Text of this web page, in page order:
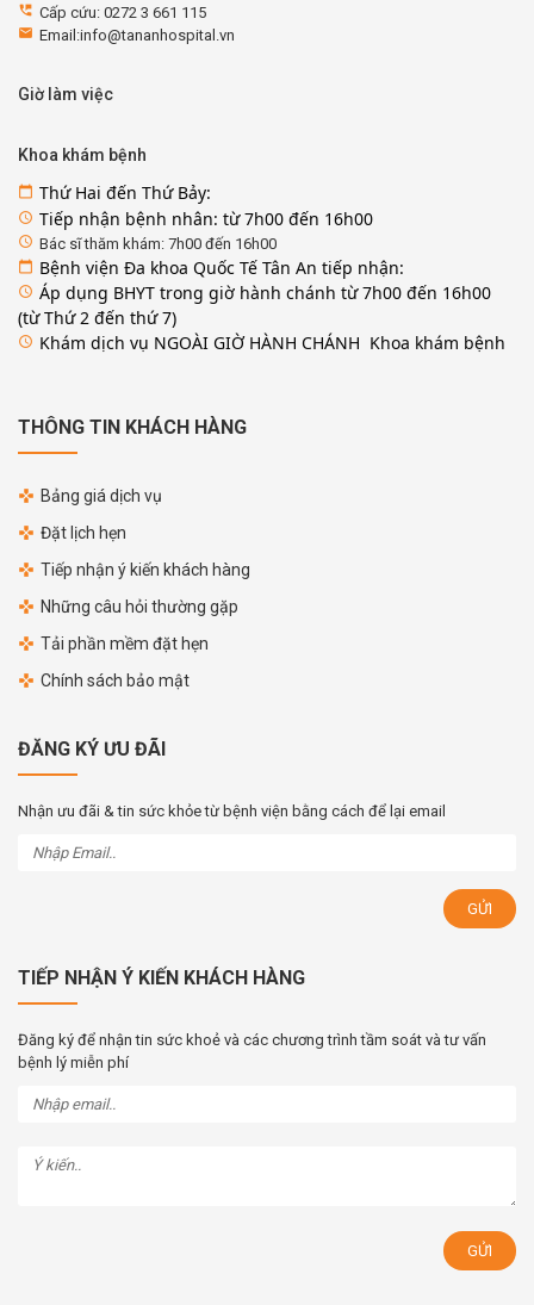
perm_phone_msg Cấp cứu: 0272 3 661 115
email Email:info@tananhospital.vn
Giờ làm việc
Khoa khám bệnh
calendar_today Thứ Hai đến Thứ Bảy:
access_time Tiếp nhận bệnh nhân: từ 7h00 đến 16h00
access_time Bác sĩ thăm khám: 7h00 đến 16h00
calendar_today Bệnh viện Đa khoa Quốc Tế Tân An tiếp nhận:
access_time Áp dụng BHYT trong giờ hành chánh từ 7h00 đến 16h00
(từ Thứ 2 đến thứ 7)
access_time Khám dịch vụ NGOÀI GIỜ HÀNH CHÁNH Khoa khám bệnh
THÔNG TIN KHÁCH HÀNG
Bảng giá dịch vụ
Đặt lịch hẹn
Tiếp nhận ý kiến khách hàng
Những câu hỏi thường gặp
Tải phần mềm đặt hẹn
Chính sách bảo mật
ĐĂNG KÝ ƯU ĐÃI
Nhận ưu đãi & tin sức khỏe từ bệnh viện bằng cách để lại email
TIẾP NHẬN Ý KIẾN KHÁCH HÀNG
Đăng ký để nhận tin sức khoẻ và các chương trình tầm soát và tư vấn
bệnh lý miễn phí